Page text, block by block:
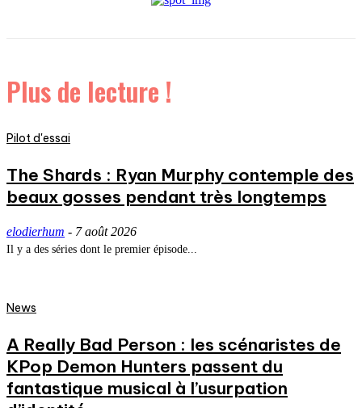
Plus de lecture !
Pilot d'essai
The Shards : Ryan Murphy contemple des
beaux gosses pendant très longtemps
elodierhum - 7 août 2026
Il y a des séries dont le premier épisode...
News
A Really Bad Person : les scénaristes de
KPop Demon Hunters passent du
fantastique musical à l’usurpation